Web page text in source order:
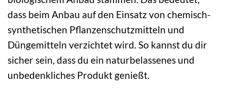
dass beim Anbau auf den Einsatz von chemisch-
synthetischen Pflanzenschutzmitteln und
Düngemitteln verzichtet wird. So kannst du dir
sicher sein, dass du ein naturbelassenes und
unbedenkliches Produkt genießt.